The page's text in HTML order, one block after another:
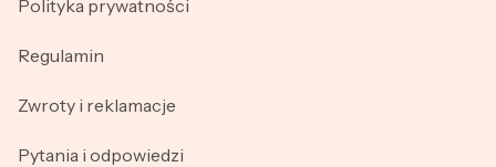
Polityka prywatności
Regulamin
Zwroty i reklamacje
Pytania i odpowiedzi